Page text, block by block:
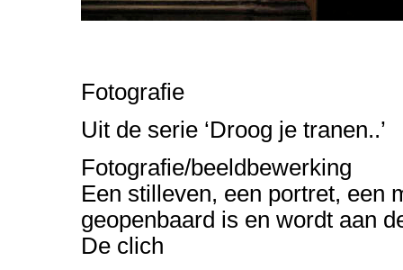
Fotografie
Uit de serie ‘Droog je tranen..’
Fotografie/beeldbewerking
Een stilleven, een portret, een
geopenbaard is en wordt aan
De clich